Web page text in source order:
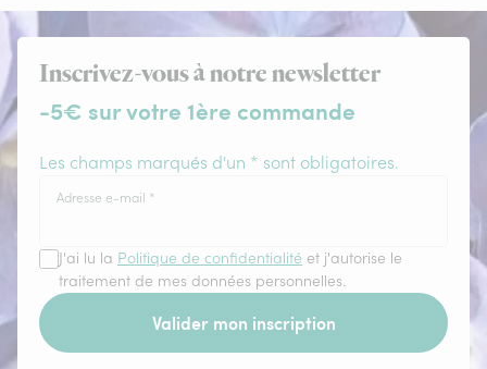
Inscrivez-vous à notre newsletter
-5€ sur votre 1ère commande
Les champs marqués d'un * sont obligatoires.
Adresse e-mail *
J'ai lu la Politique de confidentialité et j'autorise le
traitement de mes données personnelles.
Valider mon inscription